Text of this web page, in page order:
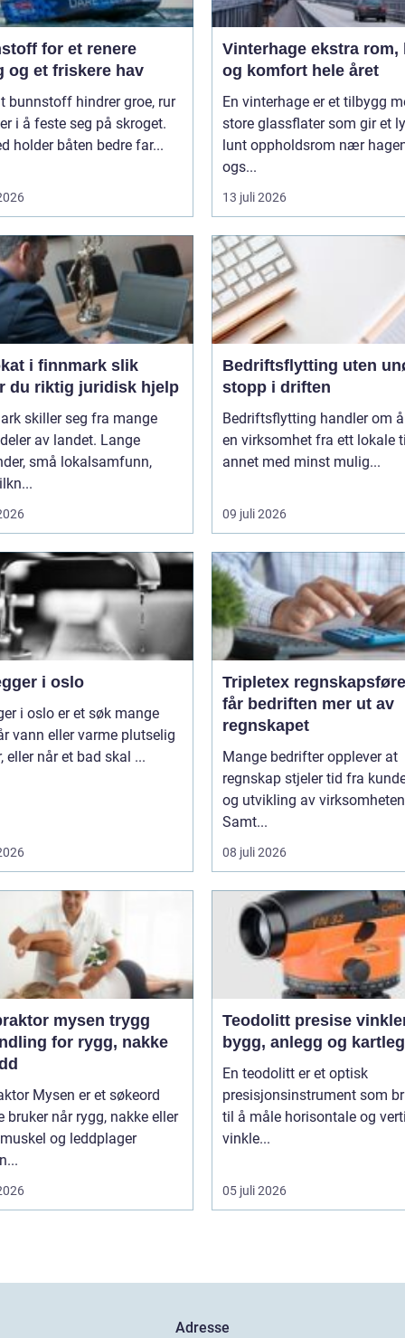
for et renere
og et friskere hav
bunnstoff hindrer groe, rur
i å feste seg på skroget.
holder båten bedre far...
Vinterhage ekstra rom, lys
og komfort hele året
En vinterhage er et tilbygg
store glassflater som gir et
lunt oppholdsrom nær
ogs...
13 juli 2026
i finnmark slik
du riktig juridisk hjelp
skiller seg fra mange
av landet. Lange
små lokalsamfunn,
Bedriftsflytting uten
stopp i driften
Bedriftsflytting handler om
en virksomhet fra ett lokale
annet med minst mulig...
09 juli 2026
i oslo
i oslo er et søk mange
vann eller varme plutselig
eller når et bad skal ...
Tripletex regnskapsfører
får bedriften mer ut av
regnskapet
Mange bedrifter opplever at
regnskap stjeler tid fra
og utvikling av
Samt...
08 juli 2026
mysen trygg
for rygg, nakke
Mysen er et søkeord
bruker når rygg, nakke eller
og leddplager
Teodolitt presise vinkler for
bygg, anlegg og
En teodolitt er et optisk
presisjonsinstrument som
til å måle horisontale og
vinkle...
05 juli 2026
Adresse